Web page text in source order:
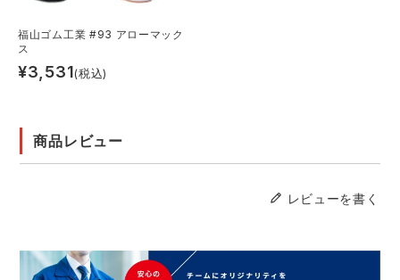
福山ゴム工業 #93 アローマック
ス
¥3,531(税込)
商品レビュー
レビューを書く